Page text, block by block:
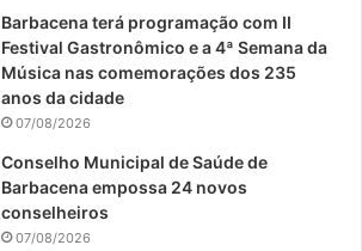
k
a
Barbacena terá programação com II
Festival Gastronômico e a 4ª Semana da
Música nas comemorações dos 235
anos da cidade
07/08/2026
Conselho Municipal de Saúde de
Barbacena empossa 24 novos
conselheiros
07/08/2026